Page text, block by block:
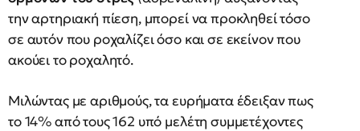
την αρτηριακή πίεση, μπορεί να προκληθεί τόσο
σε αυτόν που ροχαλίζει όσο και σε εκείνον που
ακούει το ροχαλητό.
Μιλώντας με αριθμούς, τα ευρήματα έδειξαν πως
το 14% από τους 162 υπό μελέτη συμμετέχοντες